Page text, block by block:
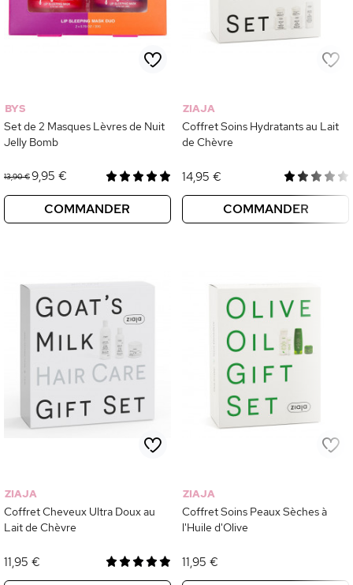
BYS
Set de 2 Masques Lèvres de Nuit
Jelly Bomb
13,90 €9,95 €
COMMANDER
ZIAJA
Coffret Soins Hydratants au Lait
de Chèvre
14,95 €
COMMANDER
ZIAJA
Coffret Cheveux Ultra Doux au
Lait de Chèvre
11,95 €
ZIAJA
Coffret Soins Peaux Sèches à
l'Huile d'Olive
11,95 €